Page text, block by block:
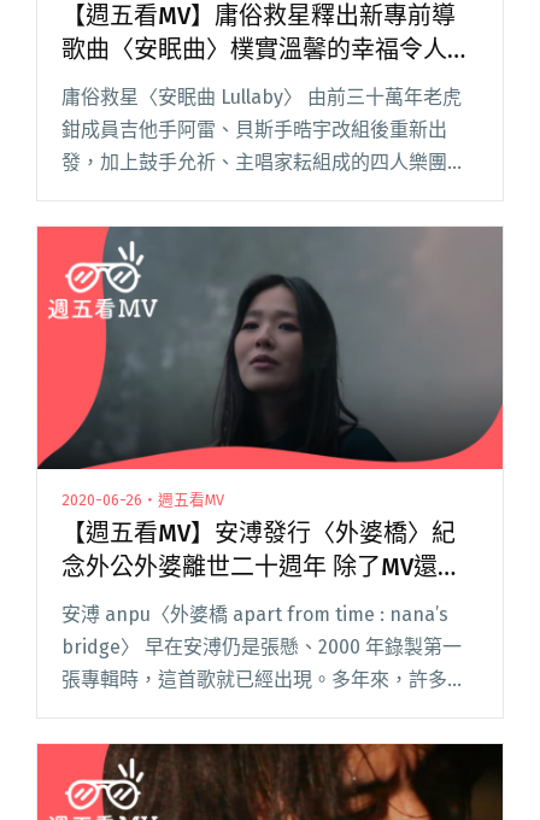
【週五看MV】庸俗救星釋出新專前導
歌曲〈安眠曲〉樸實溫馨的幸福令人忘
卻憂煩
庸俗救星〈安眠曲 Lullaby〉 由前三十萬年老虎
鉗成員吉他手阿雷、貝斯手晧宇改組後重新出
發，加上鼓手允祈、主唱家耘組成的四人樂團
「庸俗救星」，即將於 11 月 29 日發行首張專輯
《末日倒數的庸俗週記》。前導 MV〈安眠曲〉來
自貝斯手晧閱讀全文 "【週五看MV】庸俗救星釋
出新專前導歌曲〈安眠曲〉樸實溫馨的幸福令人
忘卻憂煩"
2020-06-26・週五看MV
【週五看MV】安溥發行〈外婆橋〉紀
念外公外婆離世二十週年 除了MV還有
限定首播短片
安溥 anpu〈外婆橋 apart from time : nana’s
bridge〉 早在安溥仍是張懸、2000 年錄製第一
張專輯時，這首歌就已經出現。多年來，許多樂
唱起〈外婆橋〉，但安溥卻一再閱讀全文 "【週
五看MV】安溥發行〈外婆橋〉紀念外公外婆離世
二十週年 除了MV還有限定首播短片"